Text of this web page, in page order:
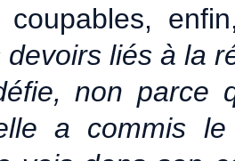
coupables,
devoirs liés à la
non parce
a commis